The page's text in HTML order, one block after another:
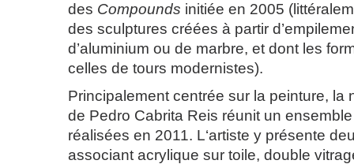
des Compounds initiée en 2005
des sculptures créées à partir
d’aluminium ou de marbre, et dont les
celles de tours modernistes).
Principalement centrée sur la peinture, la
de Pedro Cabrita Reis réunit un
réalisées en 2011. L‘artiste y présente
associant acrylique sur toile, double